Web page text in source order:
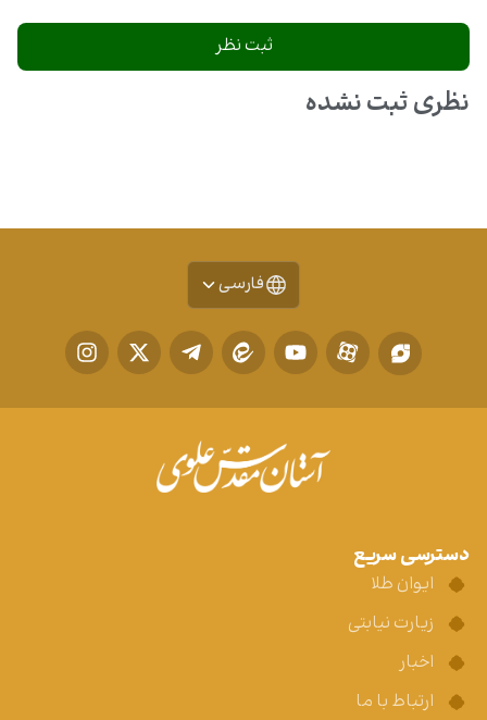
نظری ثبت نشده
فارسی
دسترسی سریع
ایوان طلا
زیارت نیابتی
اخبار
ارتباط با ما